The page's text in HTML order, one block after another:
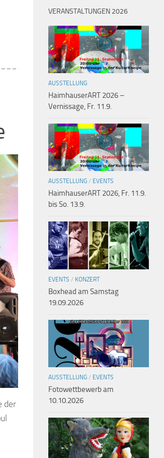
der
VERANSTALTUNGEN 2026
AUSSTELLUNG
HaimhauserART 2026 –
Vernissage, Fr. 11.9.
AUSSTELLUNG / EVENTS
HaimhauserART 2026, Fr. 11.9.
bis So. 13.9.
EVENTS / KONZERT
Boxhead am Samstag
19.09.2026
AUSSTELLUNG / EVENTS
Fotowettbewerb am
10.10.2026